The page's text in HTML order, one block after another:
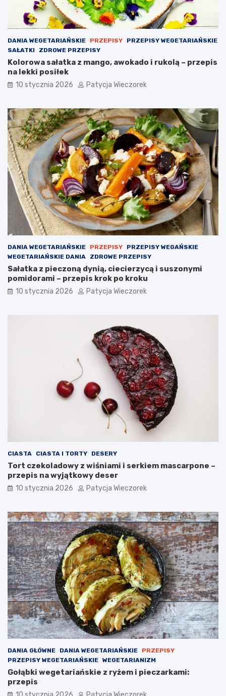
DANIA WEGETARIAŃSKIE PRZEPISY
PRZEPISY WEGETARIAŃSKIE
SAŁATKI
ZDROWE PRZEPISY
Kolorowa sałatka z mango, awokado i rukolą – przepis
na lekki posiłek
10 stycznia 2026 Patycja Wieczorek
DANIA WEGETARIAŃSKIE PRZEPISY
PRZEPISY WEGAŃSKIE
WEGETARIAŃSKIE DANIA
ZDROWE PRZEPISY
Sałatka z pieczoną dynią, ciecierzycą i suszonymi
pomidorami – przepis krok po kroku
10 stycznia 2026 Patycja Wieczorek
CIASTA CIASTA I TORTY DESERY
Tort czekoladowy z wiśniami i serkiem mascarpone –
przepis na wyjątkowy deser
10 stycznia 2026 Patycja Wieczorek
DANIA GŁÓWNE DANIA WEGETARIAŃSKIE
PRZEPISY
PRZEPISY WEGETARIAŃSKIE WEGETARIANIZM
Gołąbki wegetariańskie z ryżem i pieczarkami:
przepis